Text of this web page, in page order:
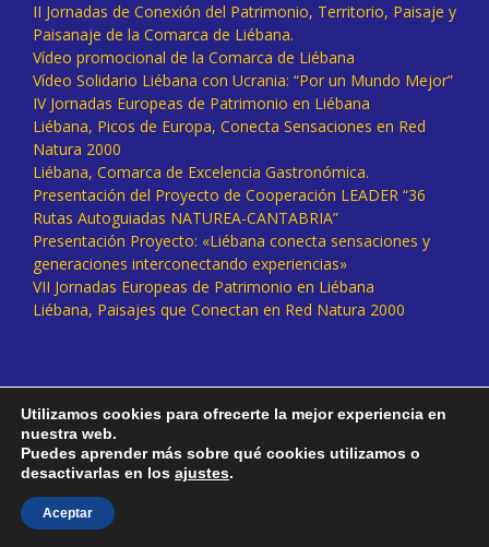
II Jornadas de Conexión del Patrimonio, Territorio, Paisaje y
Paisanaje de la Comarca de Liébana.
Vídeo promocional de la Comarca de Liébana
Vídeo Solidario Liébana con Ucrania: “Por un Mundo Mejor”
IV Jornadas Europeas de Patrimonio en Liébana
Liébana, Picos de Europa, Conecta Sensaciones en Red
Natura 2000
Liébana, Comarca de Excelencia Gastronómica.
Presentación del Proyecto de Cooperación LEADER “36
Rutas Autoguiadas NATUREA-CANTABRIA”
Presentación Proyecto: «Liébana conecta sensaciones y
generaciones interconectando experiencias»
VII Jornadas Europeas de Patrimonio en Liébana
Liébana, Paisajes que Conectan en Red Natura 2000
Utilizamos cookies para ofrecerte la mejor experiencia en
nuestra web.
Puedes aprender más sobre qué cookies utilizamos o
desactivarlas en los ajustes.
Aceptar